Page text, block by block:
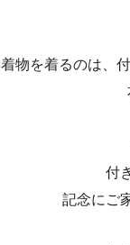
着物を着るのは、
付
記念にご